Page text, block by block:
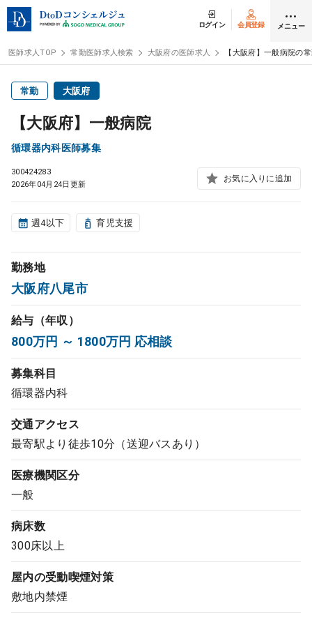
ログイン 会員登録 メニュー
医師求人
常勤検索
非常勤検索 アルバイト
スポット検索 アルバイト
DtoDの転職・アルバイト支援
成功事例
転職ノウハウ
受付時間 9:00 ～ 18:00（平日）
クリニック開業
DtoDとは
お問合せ
医師求人TOP 常勤医師求人検索 大阪府の医師求人 【大阪府】一般病院の
常勤 大阪府
【大阪府】一般病院
循環器内科医師募集
300424283
2026年04月24日更新
お気に入りに追加
週4以下 育児支援
勤務地
大阪府八尾市
給与（年収）
800万円 ～ 1800万円 応相談
募集科目
循環器内科
交通アクセス
最寄駅より徒歩10分（送迎バスあり）
医療機関区分
一般
病床数
300床以上
屋内の受動喫煙対策
敷地内禁煙